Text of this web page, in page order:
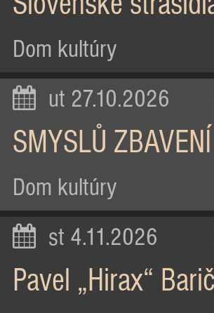
Slovenské
Dom kultúry
ut 27.10.2026
SMYSLŮ ZBAVENÍ
Dom kultúry
st 4.11.2026
Pavel „Hirax“